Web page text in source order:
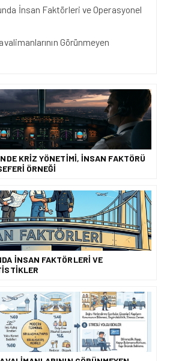
İnsan Faktörleri ve Operasyonel
Görünmeyen
KRIZ YÖNETIMI, İNSAN FAKTÖRÜ
ÖRNEĞI
İNSAN FAKTÖRLERI VE